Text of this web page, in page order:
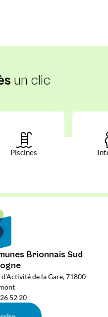
un clic
Piscines
Brionnais Sud
de la Gare, 71800
52 20